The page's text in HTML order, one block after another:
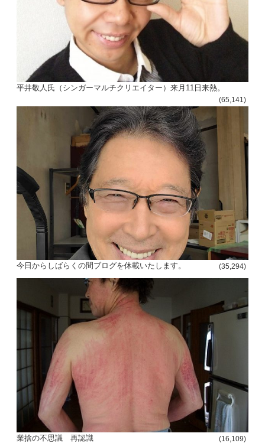
平井敬人氏（シンガーマルチクリエイター）来月11日来熱。
(65,141)
今日からしばらくの間ブログを休載いたします。 (35,294)
業捨の不思議 再認識 (16,109)